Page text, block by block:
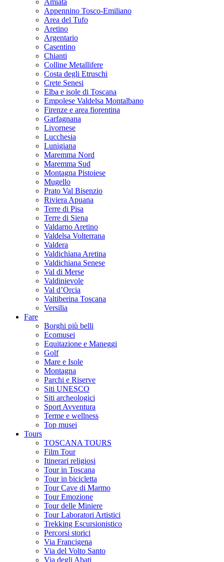
Amiata
Appennino Tosco-Emiliano
Area del Tufo
Aretino
Argentario
Casentino
Chianti
Colline Metallifere
Costa degli Etruschi
Crete Senesi
Elba e isole di Toscana
Empolese Valdelsa Montalbano
Firenze e area fiorentina
Garfagnana
Livornese
Lucchesia
Lunigiana
Maremma Nord
Maremma Sud
Montagna Pistoiese
Mugello
Prato Val Bisenzio
Riviera Apuana
Terre di Pisa
Terre di Siena
Valdarno Aretino
Valdelsa Volterrana
Valdera
Valdichiana Aretina
Valdichiana Senese
Val di Merse
Valdinievole
Val d’Orcia
Valtiberina Toscana
Versilia
Fare
Borghi più belli
Ecomusei
Equitazione e Maneggi
Golf
Mare e Isole
Montagna
Parchi e Riserve
Siti UNESCO
Siti archeologici
Sport Avventura
Terme e wellness
Top musei
Tours
TOSCANA TOURS
Film Tour
Itinerari religiosi
Tour in Toscana
Tour in bicicletta
Tour Cave di Marmo
Tour Emozione
Tour delle Miniere
Tour Laboratori Artistici
Trekking Escursionistico
Percorsi storici
Via Francigena
Via del Volto Santo
Via degli Abati